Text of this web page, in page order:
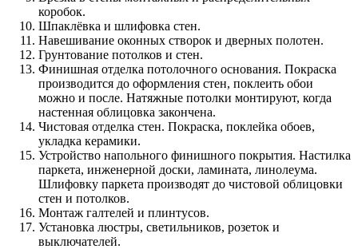
коробок.
Шпаклёвка и шлифовка стен.
Навешивание оконных створок и дверных полотен.
Грунтование потолков и стен.
Финишная отделка потолочного основания. Покраска
производится до оформления стен, поклеить обои
можно и после. Натяжные потолки монтируют, когда
настенная облицовка закончена.
Чистовая отделка стен. Покраска, поклейка обоев,
укладка керамики.
Устройство напольного финишного покрытия. Настилка
паркета, инженерной доски, ламината, линолеума.
Шлифовку паркета производят до чистовой облицовки
стен и потолков.
Монтаж галтелей и плинтусов.
Установка люстры, светильников, розеток и
выключателей.